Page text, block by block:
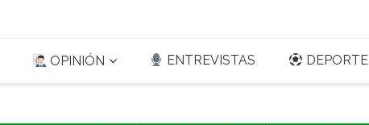
OPINIÓN ENTREVISTAS DEPORTE